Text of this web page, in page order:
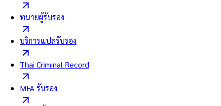
ทนายผู้รับรอง
บริการแปลรับรอง
Thai Criminal Record
MFA รับรอง